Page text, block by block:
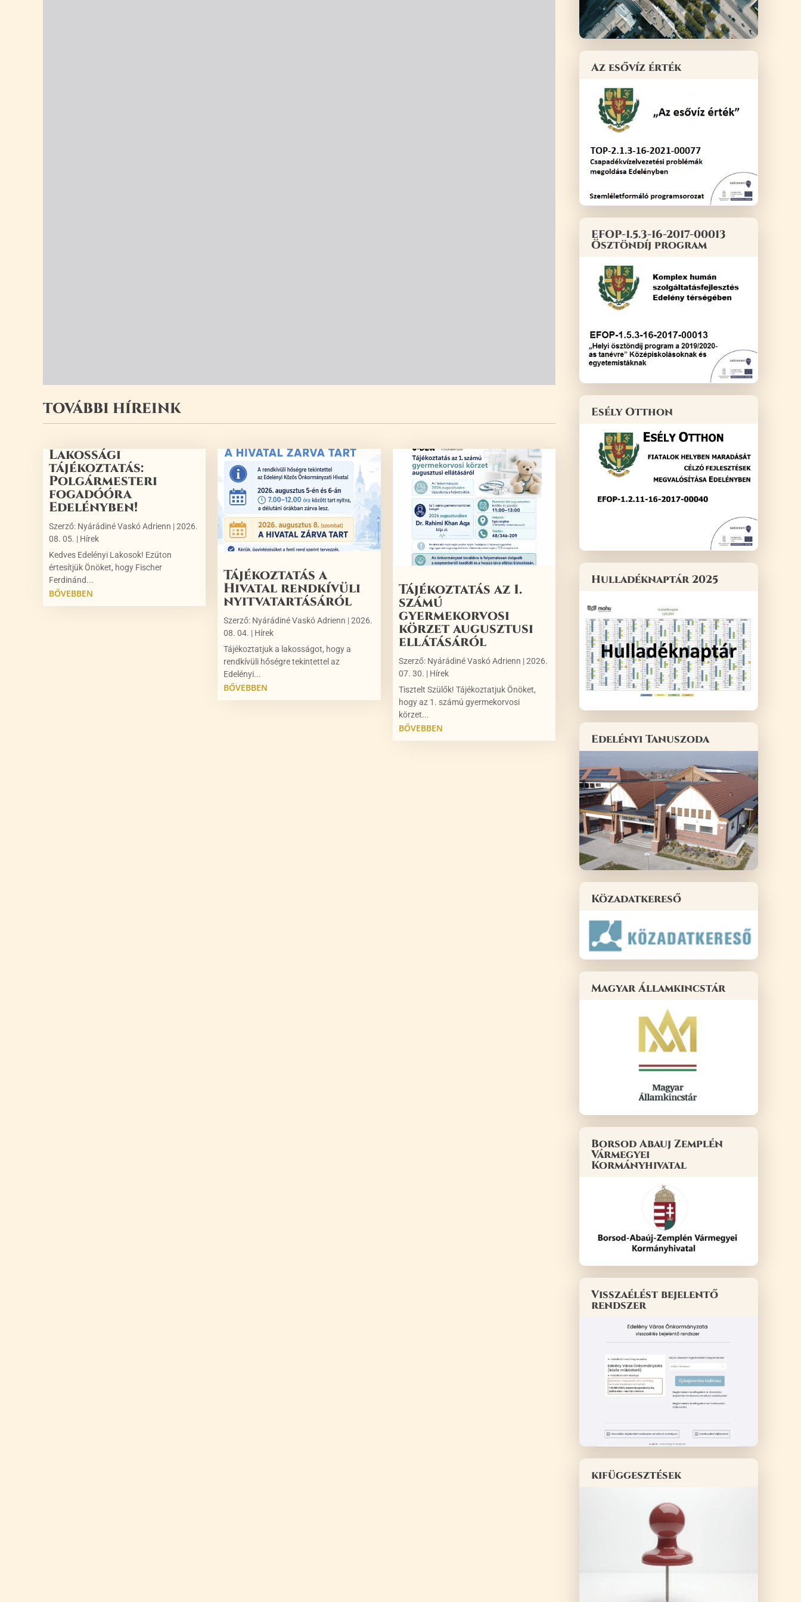
TOVÁBBI HÍREINK
Lakossági
tájékoztatás:
Polgármesteri
fogadóóra
Edelényben!
Szerző: Nyárádiné Vaskó Adrienn |2026.
08. 05. | Hírek
Kedves Edelényi Lakosok! Ezúton
értesítjük Önöket, hogy Fischer
Ferdinánd...
BŐVEBBEN
Tájékoztatás a
Hivatal rendkívüli
nyitvatartásáról
Szerző: Nyárádiné Vaskó Adrienn |2026.
08. 04. | Hírek
Tájékoztatjuk a lakosságot, hogy a
rendkívüli hőségre tekintettel az
Edelényi...
BŐVEBBEN
Tájékoztatás az 1.
számú
gyermekorvosi
körzet augusztusi
ellátásáról
Szerző: Nyárádiné Vaskó Adrienn |2026.
07. 30. | Hírek
Tisztelt Szülők! Tájékoztatjuk Önöket,
hogy az 1. számú gyermekorvosi
körzet...
BŐVEBBEN
Az esővíz érték
EFOP-1.5.3-16-2017-00013
Ösztöndíj program
Esély Otthon
Hulladéknaptár 2025
Edelényi Tanuszoda
Közadatkereső
Magyar Államkincstár
Borsod Abauj Zemplén
Vármegyei
Kormányhivatal
Visszaélést bejelentő
rendszer
kifüggesztések